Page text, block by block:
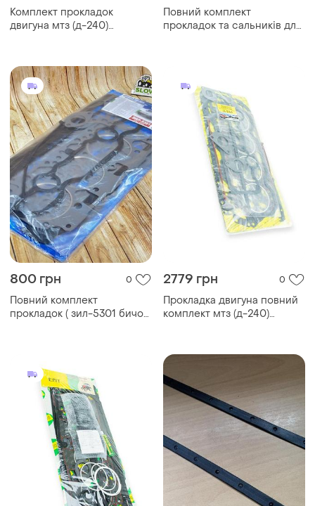
Комплект прокладок
двигуна мтз (д-240)
Повний комплект
прокладок та сальників для
800 грн 0
Повний комплект
прокладок ( зил-5301 бичок
2779 грн 0
Прокладка двигуна повний
комплект мтз (д-240)